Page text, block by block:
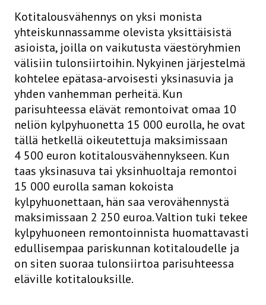
Kotitalousvähennys on yksi monista
yhteiskunnassamme olevista yksittäisistä
asioista, joilla on vaikutusta väestöryhmien
välisiin tulonsiirtoihin. Nykyinen järjestelmä
kohtelee epätasa-arvoisesti yksinasuvia ja
yhden vanhemman perheitä. Kun
parisuhteessa elävät remontoivat omaa 10
neliön kylpyhuonetta 15 000 eurolla, he ovat
tällä hetkellä oikeutettuja maksimissaan
4 500 euron kotitalousvähennykseen. Kun
taas yksinasuva tai yksinhuoltaja remontoi
15 000 eurolla saman kokoista
kylpyhuonettaan, hän saa verovähennystä
maksimissaan 2 250 euroa. Valtion tuki tekee
kylpyhuoneen remontoinnista huomattavasti
edullisempaa pariskunnan kotitaloudelle ja
on siten suoraa tulonsiirtoa parisuhteessa
eläville kotitalouksille.